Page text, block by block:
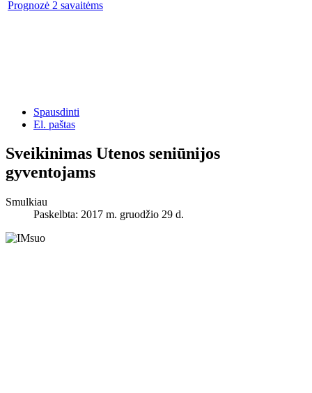
Prognozė 2 savaitėms
Spausdinti
El. paštas
Sveikinimas Utenos seniūnijos
gyventojams
Smulkiau
Paskelbta: 2017 m. gruodžio 29 d.